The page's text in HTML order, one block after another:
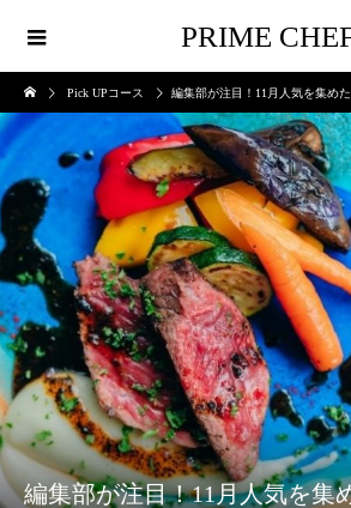
PRIME
Pick UPコース 編集部が注目！11月人気を集め
編集部が注目！11月人気を集